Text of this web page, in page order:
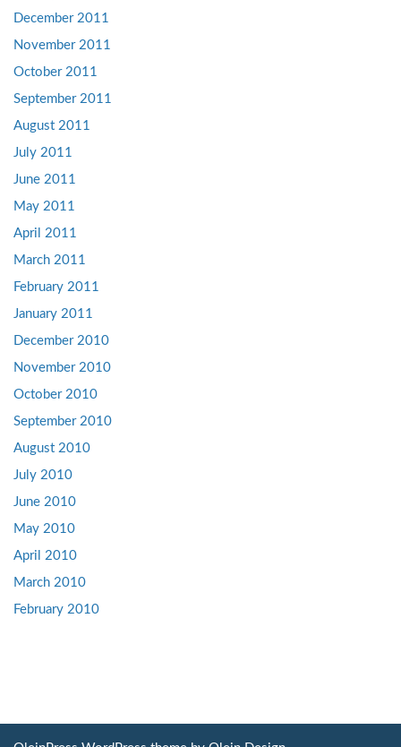
December 2011
November 2011
October 2011
September 2011
August 2011
July 2011
June 2011
May 2011
April 2011
March 2011
February 2011
January 2011
December 2010
November 2010
October 2010
September 2010
August 2010
July 2010
June 2010
May 2010
April 2010
March 2010
February 2010